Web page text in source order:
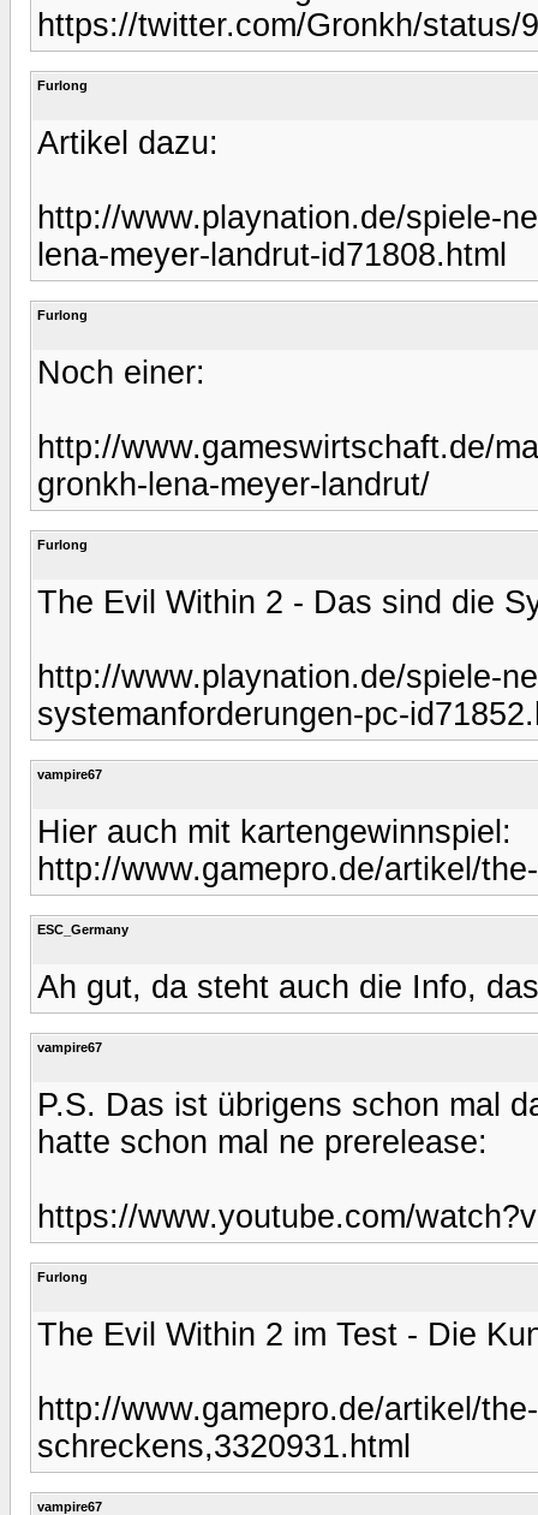
https://twitter.com/Gronkh/status/
Furlong
Artikel dazu:
http://www.playnation.de/spiele-
lena-meyer-landrut-id71808.html
Furlong
Noch einer:
http://www.gameswirtschaft.de/
gronkh-lena-meyer-landrut/
Furlong
The Evil Within 2 - Das sind die
http://www.playnation.de/spiele-
systemanforderungen-pc-
vampire67
Hier auch mit kartengewinnspiel:
http://www.gamepro.de/artikel/
ESC_Germany
Ah gut, da steht auch die Info,
vampire67
P.S. Das ist übrigens schon mal
hatte schon mal ne prerelease:
https://www.youtube.com/
Furlong
The Evil Within 2 im Test - Die
http://www.gamepro.de/artikel/
schreckens,3320931.html
vampire67